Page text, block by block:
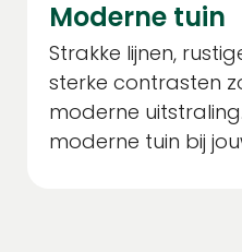
Moderne tuin
Strakke lijnen,
sterke contrasten
moderne
moderne tuin bij